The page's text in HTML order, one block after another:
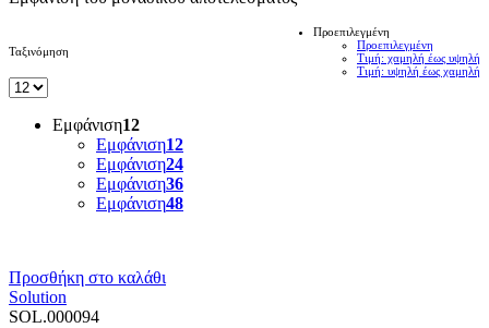
Ταξινόμηση
Προεπιλεγμένη
Προεπιλεγμένη
Τιμή: χαμηλή έως υψηλή
Τιμή: υψηλή έως χαμηλή
Εμφάνιση12
Εμφάνιση12
Εμφάνιση24
Εμφάνιση36
Εμφάνιση48
Προσθήκη στο καλάθι
Solution
SOL.000094